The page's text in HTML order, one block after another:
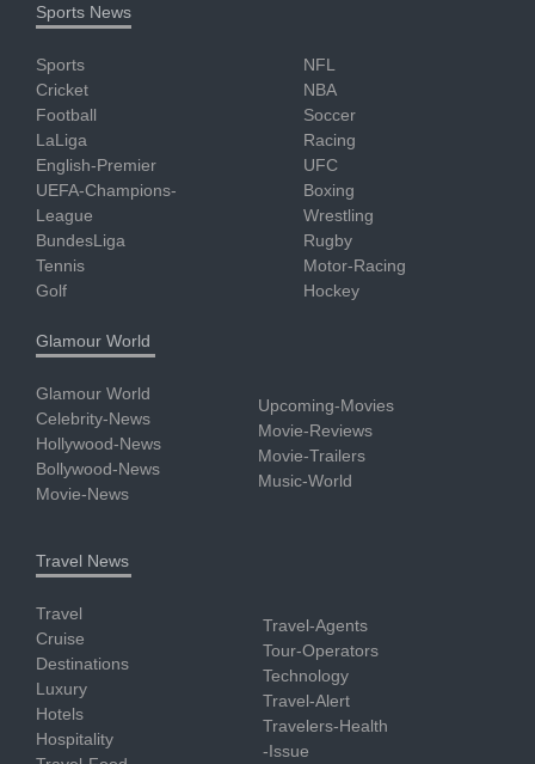
Sports News
Sports
Cricket
Football
LaLiga
English-Premier
UEFA-Champions-
League
BundesLiga
Tennis
Golf
NFL
NBA
Soccer
Racing
UFC
Boxing
Wrestling
Rugby
Motor-Racing
Hockey
Glamour World
Glamour World
Celebrity-News
Hollywood-News
Bollywood-News
Movie-News
Upcoming-Movies
Movie-Reviews
Movie-Trailers
Music-World
Travel News
Travel
Cruise
Destinations
Luxury
Hotels
Hospitality
Travel-Agents
Tour-Operators
Technology
Travel-Alert
Travelers-Health
-Issue